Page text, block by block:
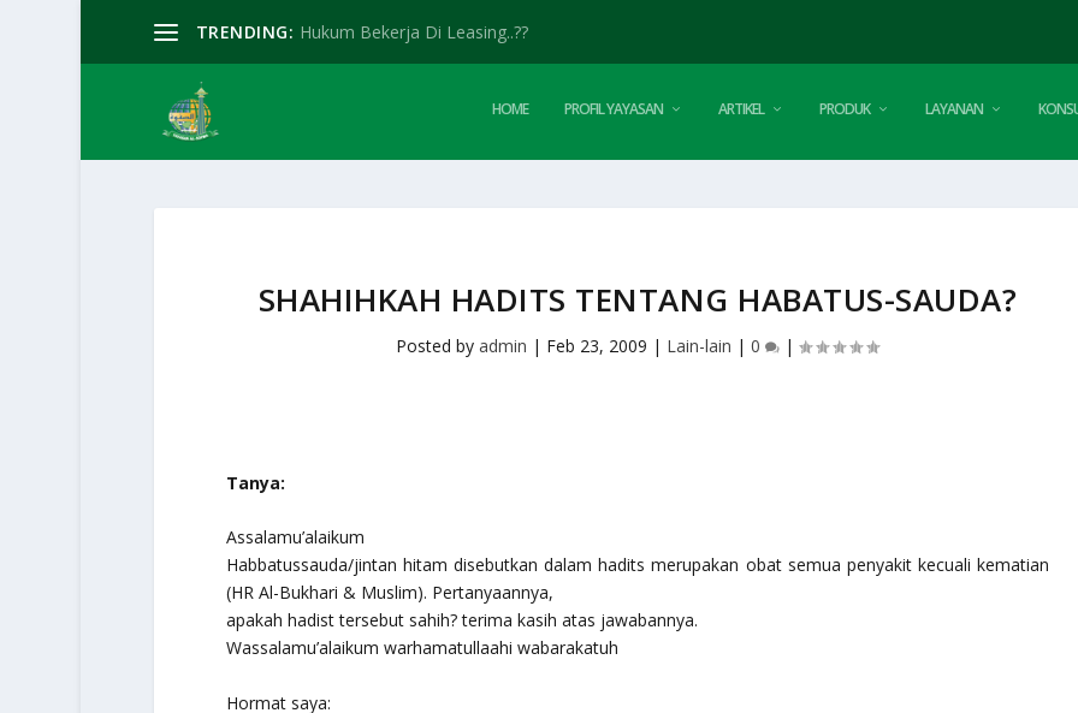
TRENDING: Hukum Bekerja Di Leasing..??
HOME PROFIL YAYASAN ARTIKEL PRODUK LAYANAN
SHAHIHKAH HADITS TENTANG HABATUS-SAUDA?
Posted byadmin | Feb 23, 2009 | Lain-lain |0 |
Tanya:
Assalamu’alaikum
Habbatussauda/jintan hitam disebutkan dalam hadits merupakan obat semua penyakit kecuali kematian
(HR Al-Bukhari & Muslim). Pertanyaannya,
apakah hadist tersebut sahih? terima kasih atas jawabannya.
Wassalamu’alaikum warhamatullaahi wabarakatuh
Hormat saya: